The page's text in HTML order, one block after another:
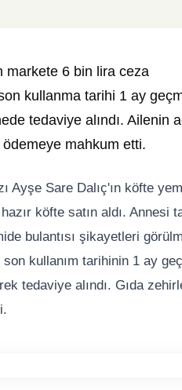
markete 6 bin lira ceza
kullanma tarihi 1 ay
tedaviye alındı. Ailenin
mahkum etti.
Ayşe Sare Dalıç'ın köfte
köfte satın aldı. Annesi
bulantısı şikayetleri
kullanım tarihinin 1 ay
tedaviye alındı. Gıda